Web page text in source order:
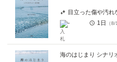
目立った傷や汚れ
-
1日 （8/
海のはじまり シナリ